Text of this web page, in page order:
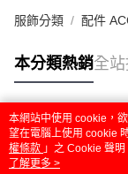
服飾分類 配件
本分類熱銷全
熱門標籤
本網站中使用 cookie，
望在電腦上使用 cookie
權條款 」之 Cookie 聲
用條款之 Cookie 聲明使
了解更多 >